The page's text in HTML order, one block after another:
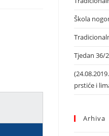
Škola
Tjedan 36/
prstiće i
Arhiva